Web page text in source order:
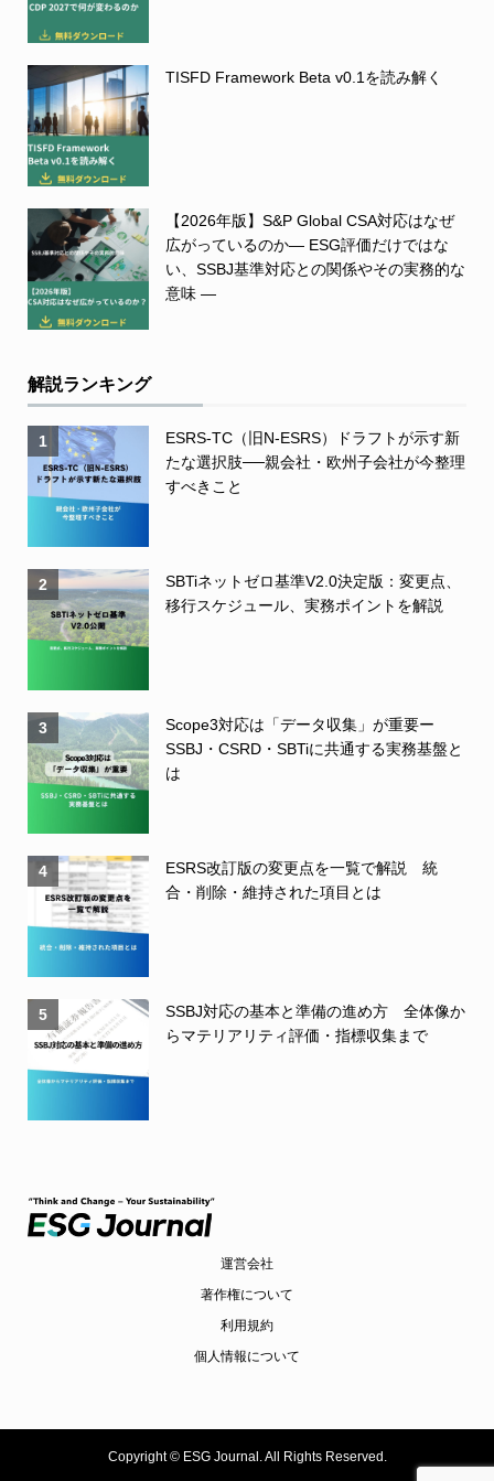
TISFD Framework Beta v0.1を読み解く
【2026年版】S&P Global CSA対応はなぜ
広がっているのか― ESG評価だけではな
い、SSBJ基準対応との関係やその実務的な
意味 ―
解説ランキング
1
ESRS-TC（旧N-ESRS）ドラフトが示す新
たな選択肢──親会社・欧州子会社が今整理
すべきこと
2
SBTiネットゼロ基準V2.0決定版：変更点、
移行スケジュール、実務ポイントを解説
3
Scope3対応は「データ収集」が重要ー
SSBJ・CSRD・SBTiに共通する実務基盤と
は
4
ESRS改訂版の変更点を一覧で解説 統
合・削除・維持された項目とは
5
SSBJ対応の基本と準備の進め方 全体像か
らマテリアリティ評価・指標収集まで
運営会社
著作権について
利用規約
個人情報について
Copyright ©ESG Journal. All Rights Reserved.